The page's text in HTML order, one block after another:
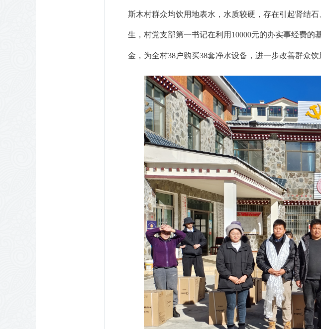
斯木村群众均饮用地表水，水质较硬，存在引起肾结
生，村党支部第一书记在利用10000元的办实事经费的
金，为全村38户购买38套净水设备，进一步改善群众饮